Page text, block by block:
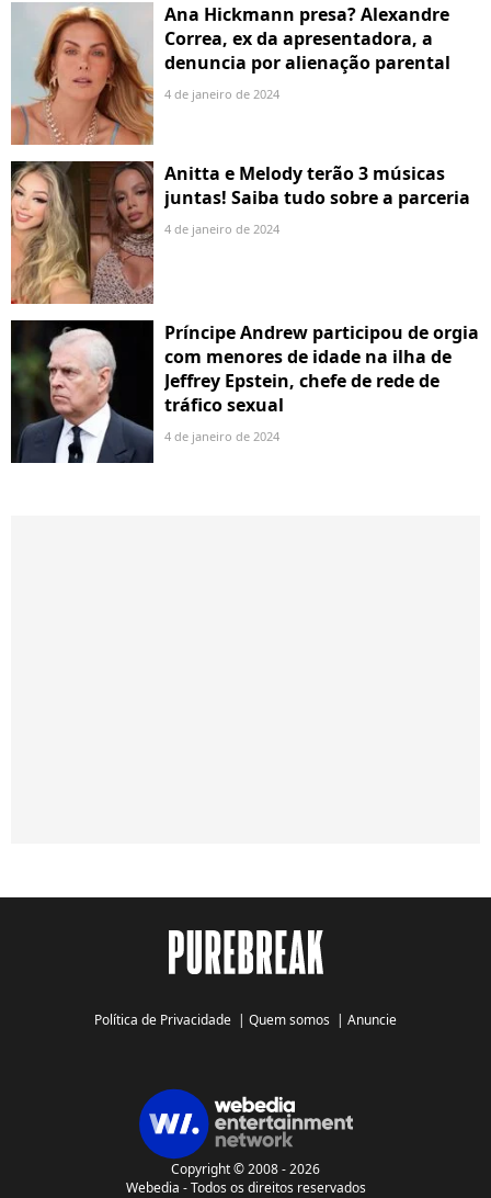
Ana Hickmann presa? Alexandre
Correa, ex da apresentadora, a
denuncia por alienação parental
4 de janeiro de 2024
Anitta e Melody terão 3 músicas
juntas! Saiba tudo sobre a parceria
4 de janeiro de 2024
Príncipe Andrew participou de orgia
com menores de idade na ilha de
Jeffrey Epstein, chefe de rede de
tráfico sexual
4 de janeiro de 2024
Política de Privacidade | Quem somos | Anuncie
Copyright © 2008 - 2026
Webedia - Todos os direitos reservados